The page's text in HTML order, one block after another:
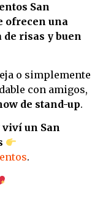
San
ofrecen una
risas y buen
o simplemente
con amigos,
de stand-up.
viví un San
.